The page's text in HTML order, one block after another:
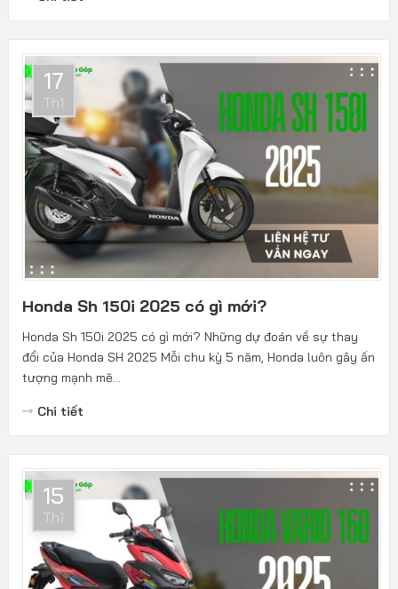
17
Th1
Honda Sh 150i 2025 có gì mới?
Honda Sh 150i 2025 có gì mới? Những dự đoán về sự thay
đổi của Honda SH 2025 Mỗi chu kỳ 5 năm, Honda luôn gây ấn
tượng mạnh mẽ...
Chi tiết
15
Th1